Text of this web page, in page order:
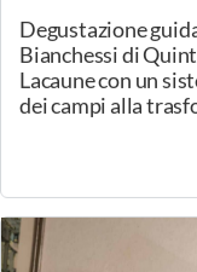
17/04/2025